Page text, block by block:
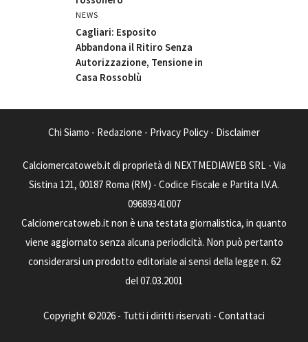
NEWS
Cagliari: Esposito
Abbandona il Ritiro Senza
Autorizzazione, Tensione in
Casa Rossoblù
Chi Siamo - Redazione - Privacy Policy - Disclaimer
Calciomercatoweb.it di proprietà di NEXTMEDIAWEB SRL - Via
Sistina 121, 00187 Roma (RM) - Codice Fiscale e Partita I.V.A.
09689341007
Calciomercatoweb.it non è una testata giornalistica, in quanto
viene aggiornato senza alcuna periodicità. Non può pertanto
considerarsi un prodotto editoriale ai sensi della legge n. 62
del 07.03.2001
Copyright ©2026 - Tutti i diritti riservati - Contattaci